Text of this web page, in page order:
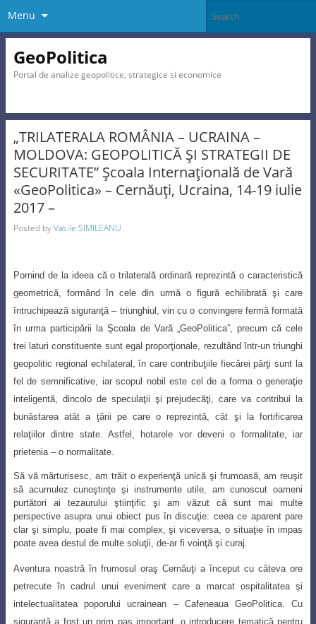
Menu
GeoPolitica
Portal de analize geopolitice, strategice si economice
„TRILATERALA ROMÂNIA – UCRAINA –
MOLDOVA: GEOPOLITICĂ ŞI STRATEGII DE
SECURITATE” Şcoala Internaţională de Vară
«GeoPolitica» – Cernăuţi, Ucraina, 14-19 iulie
2017 –
Posted byVasile SIMILEANU
Pornind de la ideea că o trilaterală ordinară reprezintă o caracteristică
geometrică, formând în cele din urmă o figură echilibrată şi care
întruchipează siguranţă – triunghiul, vin cu o convingere fermă formată
în urma participării la Şcoala de Vară „GeoPolitica”, precum că cele
trei laturi constituente sunt egal proporţionale, rezultând într-un triunghi
geopolitic regional echilateral, în care contribuţiile fiecărei părţi sunt la
fel de semnificative , iar scopul nobil este cel de a forma o generaţie
inteligentă, dincolo de speculaţii şi prejudecăţi, care va contribui la
bunăstarea atât a ţării pe care o reprezintă, cât şi la fortificarea
relaţiilor dintre state. Astfel, hotarele vor deveni o formalitate, iar
prietenia – o normalitate.
Să vă mărturisesc, am trăit o experienţă unică şi frumoasă, am reuşit
să acumulez cunoştinţe şi instrumente utile, am cunoscut oameni
purtători ai tezaurului ştiinţific şi am văzut că sunt mai multe
perspective asupra unui obiect pus în discuţie: ceea ce aparent pare
clar şi simplu, poate fi mai complex, şi viceversa, o situaţie în impas
poate avea destul de multe soluţii, de-ar fi voinţă şi curaj.
Aventura noastră în frumosul oraş Cernăuţi a început cu câteva ore
petrecute încadrul unui eveniment care a marcat ospitalitatea şi
intelectualitatea poporului ucrainean – Cafeneaua GeoPolitica. Cu
siguranţă a fost un prim pas important, o introducere tematică pentru